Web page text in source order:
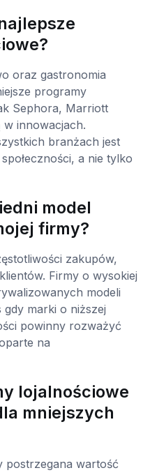
oraz gastronomia
programy
Sephora, Marriott
innowacjach.
branżach jest
a nie tylko
model
firmy?
zakupów,
Firmy o wysokiej
modeli
gdy marki o niższej
powinny rozważyć
na
lojalnościowe
mniejszych
postrzegana wartość